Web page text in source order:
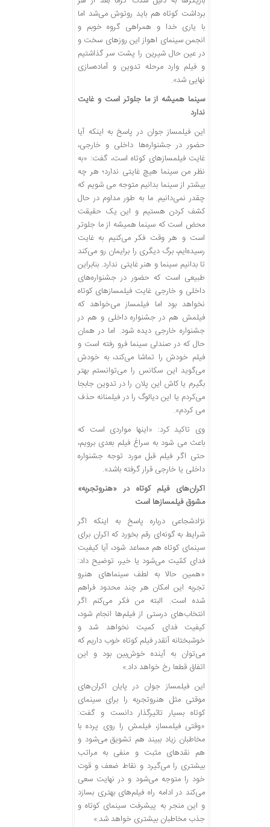
برداشت کوتاه هم باید روتوش می‌شد اما
با یاری خدا و همراهی گروه خوبم و
انجمن سینمای اهواز این روزهای سخت و
در عین حال شیرین را پشت سر گذاشتیم
و فیلم وارد مرحله تدوین و آماده‌سازی
نهایی شد».
سینما همیشه از ما جلوتر است و غایت
ندارد
این فیلمساز جوان در پاسخ به اینکه آیا
حضور در جشنواره‌ها داخلی و خارجی،
غایت فیلمسازهای کوتاه است، گفت: «به
نظر من سینما هیچ غایتی ندارد؛ هر چه
بیشتر از سینما بدانیم متوجه می شویم که
چقدر نمی‌دانیم. ما به طور مداوم در حال
کشف کردن هستیم و این یک حقیقت
محض است که سینما همیشه از ما جلوتر
است و هر وقت فکر می‌کنیم به غایت
رسیده‌ایم، برگ دیگری را برایمان رو می‌کند
تا بدانیم سینما و هنر غایتی ندارد. بنابراین
طبیعی است که حضور در جشنواره‌های
داخلی و خارجی غایت فیلمسازهای کوتاه
نخواهد بود اما فیلمساز می‌خواهد که
فیلمش هم در جشنواره داخلی و هم در
جشنواره خارجی دیده شود. اما در همان
حال که در صندلی سینما فرو رفته است و
فیلم خودش را تماشا می‌کند، به خودش
می‌گوید این سکانس را می‌توانستم بهتر
بگیرم یا کاش این پلان را در تدوین جابجا
می‌کردم یا این دیالوگ را در فیلمنانه حذف
می کردم».
وی تاکید کرد: «اینها مواردی است که
باعث می شود به سراغ فیلم بعدی برویم،
حتی اگر فیلم قبل مورد توجه جشنواره
داخلی یا خارجی قرار گرفته باشد».
اکران‌های فیلم کوتاه در «هنروتجربه»
مشوق فیلمسازها است
نژادشجاعی درباره پاسخ به اینکه اگر
شرایط به گونه‌ای رقم بخورد که اکران برای
سینمای کوتاه هم مساعد شود، آیا کیفیت
فدای کمّیت می‌شود یا خیر، توضیح داد:
«همین حالا به لطف سینماهای هنرو
تجربه این امکان هر چند محدود فراهم
شده است. البته من فکر می‌کنم اگر
انتخاب‌های درستی از فیلم‌ها انجام شود،
کیفیت فدای کمیت نخواهد شد و
خوشبختانه آنقدر فیلم کوتاه خوب داریم که
می‌توان به آینده خوش‌بین بود و این
اتفاق قطعا رخ خواهد داد.»
این فیلمساز جوان در پایان اکران‌های
موقتی مثل هنروتجربه را برای سینمای
کوتاه بسیار تاثیرگذار دانست و گفت:
«وقتی فیلمساز، فیلمش را روی پرده با
مخاطبان زیاد ببیند هم تشویق می‌شود و
هم نقدهای مثبت و منفی به مراتب
بیشتری را می‌گیرد و نقاط ضعف و قوت
خود را متوجه می‌شود و در نهایت سعی
می‌کند در ادامه راه فیلم‌های بهتری بسازد
و این منجر به پیشرفت سینمای کوتاه و
جذب مخاطبان بیشتری خواهد شد.»